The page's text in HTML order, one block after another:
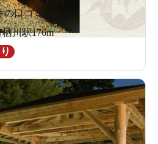
の口コミ
川駅176m